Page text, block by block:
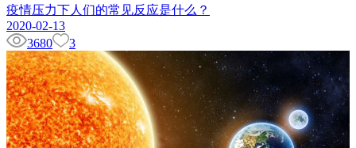
疫情压力下人们的常见反应是什么？
2020-02-13
3680
3